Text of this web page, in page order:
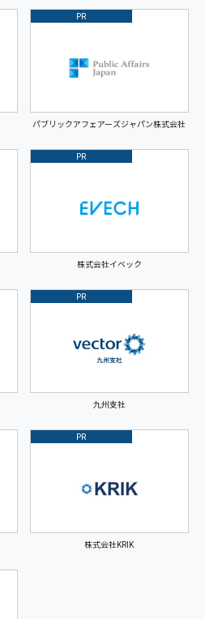
PR
パブリックアフェアーズジャパン株式会社
PR
株式会社イベック
PR
九州支社
PR
株式会社KRIK